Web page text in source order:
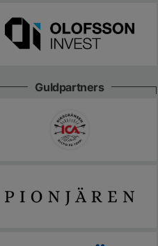
Guldpartners